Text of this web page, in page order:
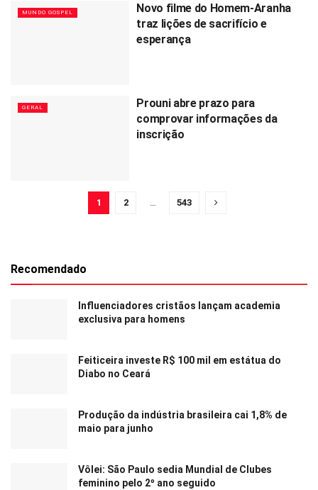
MUNDO GOSPEL
Novo filme do Homem-Aranha
traz lições de sacrifício e
esperança
GERAL
Prouni abre prazo para
comprovar informações da
inscrição
1 2 543
Recomendado
Influenciadores cristãos lançam academia
exclusiva para homens
Feiticeira investe R$ 100 mil em estátua do
Diabo no Ceará
Produção da indústria brasileira cai 1,8% de
maio para junho
Vôlei: São Paulo sedia Mundial de Clubes
feminino pelo 2º ano seguido